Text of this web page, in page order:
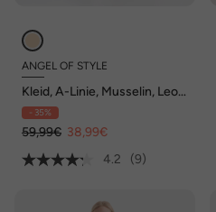
ANGEL OF STYLE
Kleid, A-Linie, Musselin, Leo-
Muster, Volants
- 35%
59,99€ 38,99€
4.2
(9)